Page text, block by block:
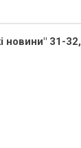
новини" 31-